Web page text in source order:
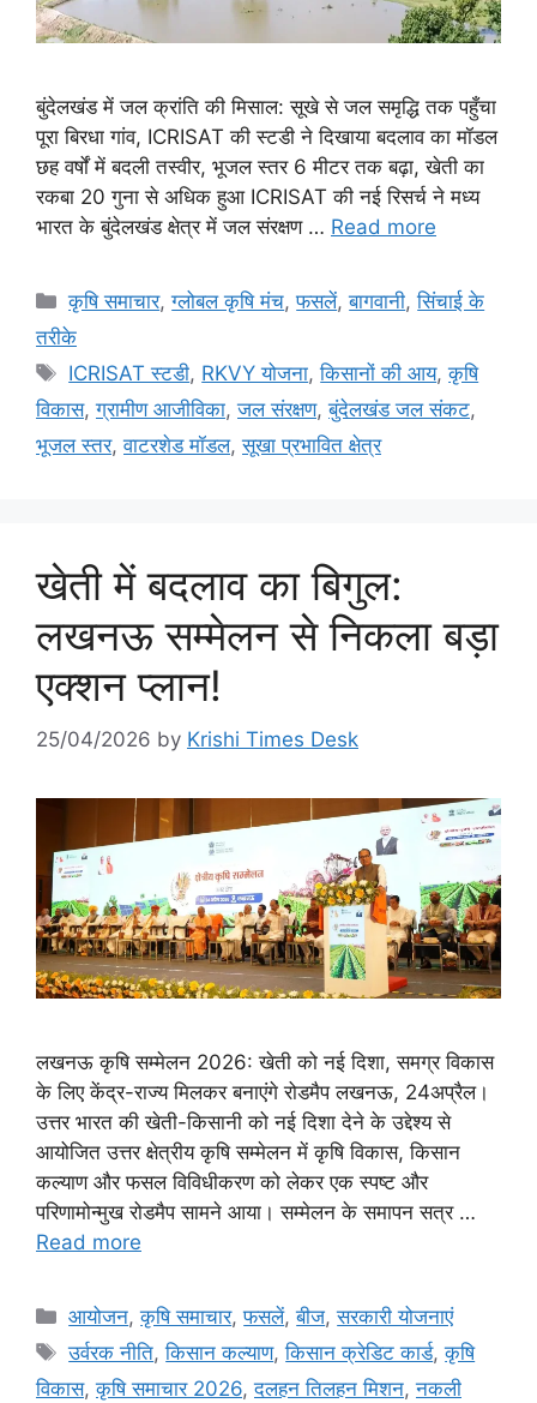
बुंदेलखंड में जल क्रांति की मिसाल: सूखे से जल समृद्धि तक पहुँचा
पूरा बिरधा गांव, ICRISAT की स्टडी ने दिखाया बदलाव का मॉडल
छह वर्षों में बदली तस्वीर, भूजल स्तर 6 मीटर तक बढ़ा, खेती का
रकबा 20 गुना से अधिक हुआ ICRISAT की नई रिसर्च ने मध्य
भारत के बुंदेलखंड क्षेत्र में जल संरक्षण … Read more
कृषि समाचार,ग्लोबल कृषि मंच,फसलें,बागवानी,सिंचाई के
तरीके
ICRISAT स्टडी, RKVY योजना,किसानों की आय,कृषि
विकास,ग्रामीण आजीविका,जल संरक्षण,बुंदेलखंड जल संकट,
भूजल स्तर,वाटरशेड मॉडल,सूखा प्रभावित क्षेत्र
खेती में बदलाव का बिगुल:
लखनऊ सम्मेलन से निकला बड़ा
एक्शन प्लान!
25/04/2026 by Krishi Times Desk
लखनऊ कृषि सम्मेलन 2026: खेती को नई दिशा, समग्र विकास
के लिए केंद्र-राज्य मिलकर बनाएंगे रोडमैप लखनऊ, 24अप्रैल।
उत्तर भारत की खेती-किसानी को नई दिशा देने के उद्देश्य से
आयोजित उत्तर क्षेत्रीय कृषि सम्मेलन में कृषि विकास, किसान
कल्याण और फसल विविधीकरण को लेकर एक स्पष्ट और
परिणामोन्मुख रोडमैप सामने आया। सम्मेलन के समापन सत्र …
Read more
आयोजन,कृषि समाचार,फसलें,बीज,सरकारी योजनाएं
उर्वरक नीति,किसान कल्याण,किसान क्रेडिट कार्ड,कृषि
विकास,कृषि समाचार 2026,दलहन तिलहन मिशन,नकली